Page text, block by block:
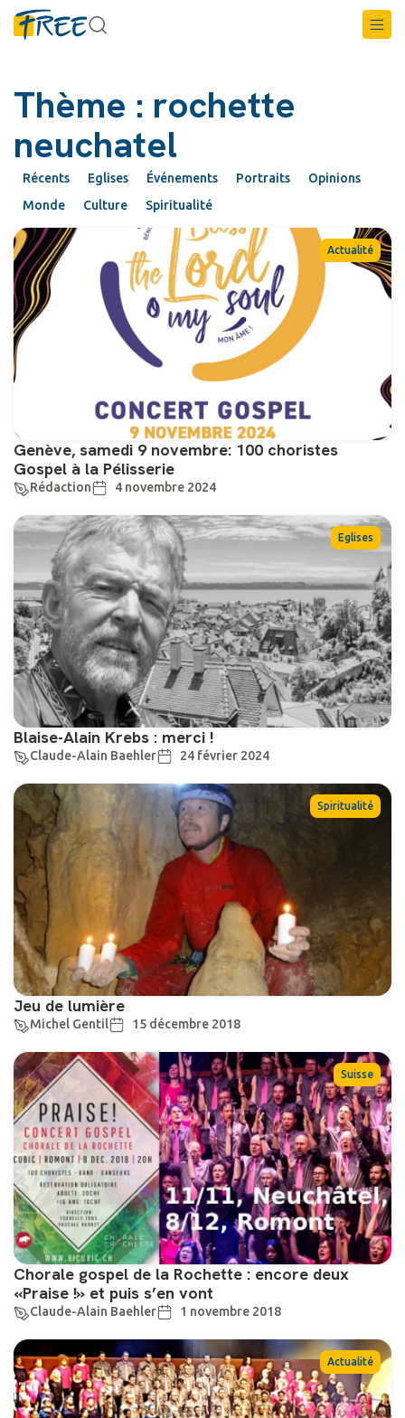
Thème : rochette
neuchatel
Récents Eglises Événements Portraits
Opinions
Monde
Culture Spiritualité
Actualité
Genève, samedi 9 novembre: 100 choristes
Gospel à la Pélisserie
Rédaction 4 novembre 2024
Eglises
Blaise-Alain Krebs : merci !
Claude-Alain Baehler 24 février 2024
Spiritualité
Jeu de lumière
Michel Gentil 15 décembre 2018
Suisse
Chorale gospel de la Rochette : encore deux
«Praise !» et puis s’en vont
Claude-Alain Baehler 1 novembre 2018
Actualité